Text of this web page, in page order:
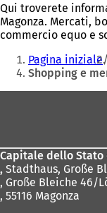
Qui troverete
Magonza. Mercati,
commercio equo e
Siete
qui:
Pagina iniziale
Shopping e
Capitale dello Stato
, Stadthaus, Große
, Große Bleiche 46/
, 55116 Magonza